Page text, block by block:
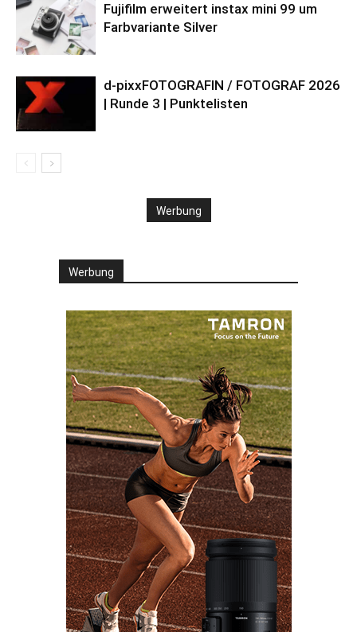
Fujifilm erweitert instax mini 99 um
Farbvariante Silver
d-pixxFOTOGRAFIN / FOTOGRAF 2026
| Runde 3 | Punktelisten
Werbung
Werbung